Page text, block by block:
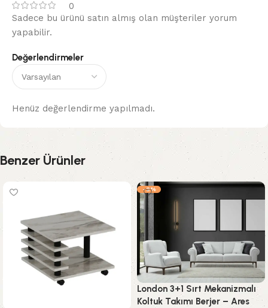
0
Değerlendirmeler
Henüz değerlendirme yapılmadı.
Sadece bu ürünü satın almış olan müşteriler yorum
yapabilir.
Benzer Ürünler
-2%
London 3+1 Sırt Mekanizmalı
Koltuk Takımı Berjer – Ares